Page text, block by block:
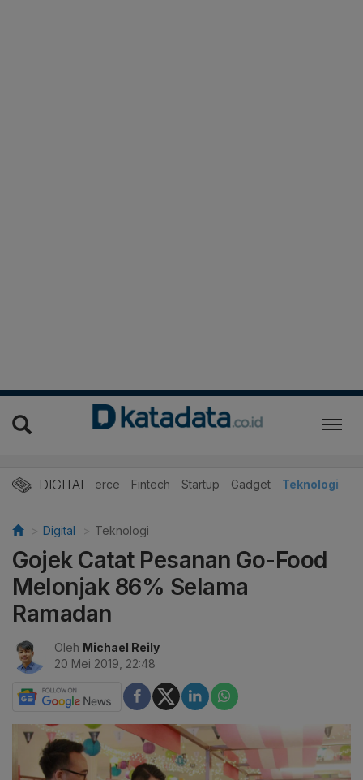
DIGITAL
E-Commerce Fintech Startup Gadget Teknologi
Digital Teknologi
Gojek Catat Pesanan Go-Food
Melonjak 86% Selama
Ramadan
Oleh Michael Reily
20 Mei 2019, 22:48